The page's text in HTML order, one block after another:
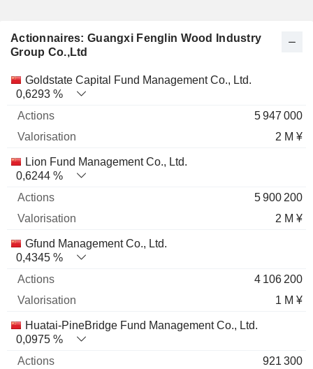
Actionnaires: Guangxi Fenglin Wood Industry
Group Co.,Ltd
Nom Actions % Valorisation
Goldstate Capital Fund Management Co., Ltd.
0,6293 %
5 947 000
2 M ¥
Lion Fund Management Co., Ltd.
0,6244 %
5 900 200
2 M ¥
Gfund Management Co., Ltd.
0,4345 %
4 106 200
1 M ¥
Huatai-PineBridge Fund Management Co., Ltd.
0,0975 %
921 300